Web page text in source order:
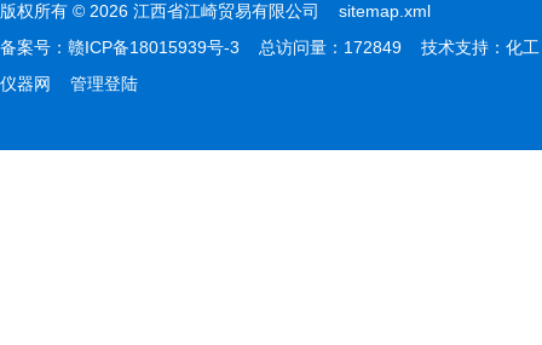
版权所有 © 2026 江西省江崎贸易有限公司 sitemap.xml
备案号： 赣ICP备18015939号-3 总访问量：172849 技术支持： 化工
仪器网
管理登陆